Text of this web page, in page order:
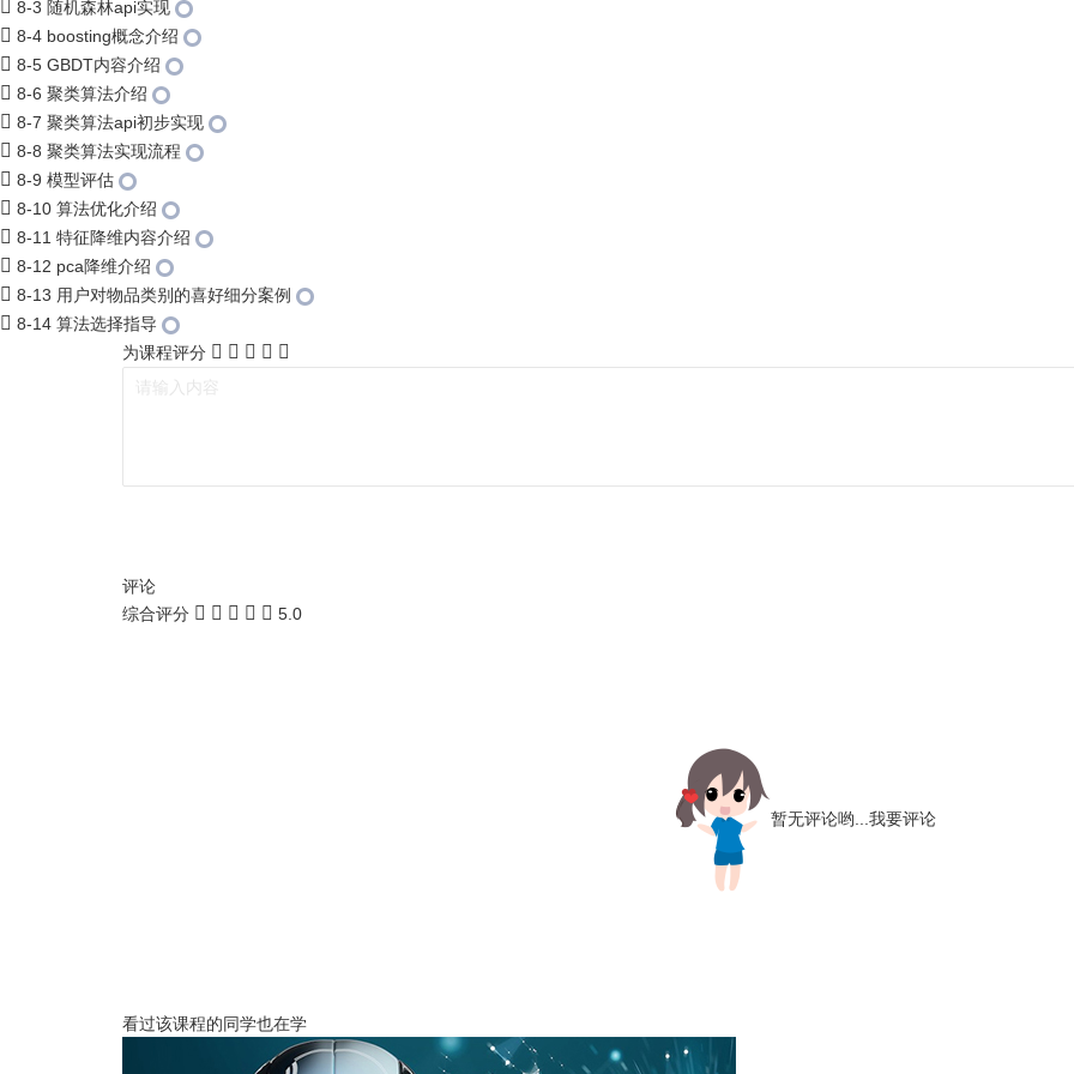
8-3 随机森林api实现
8-4 boosting概念介绍
8-5 GBDT内容介绍
8-6 聚类算法介绍
8-7 聚类算法api初步实现
8-8 聚类算法实现流程
8-9 模型评估
8-10 算法优化介绍
8-11 特征降维内容介绍
8-12 pca降维介绍
8-13 用户对物品类别的喜好细分案例
8-14 算法选择指导
为课程评分
评论
综合评分
5.0
暂无评论哟... 我要评论
看过该课程的同学也在学